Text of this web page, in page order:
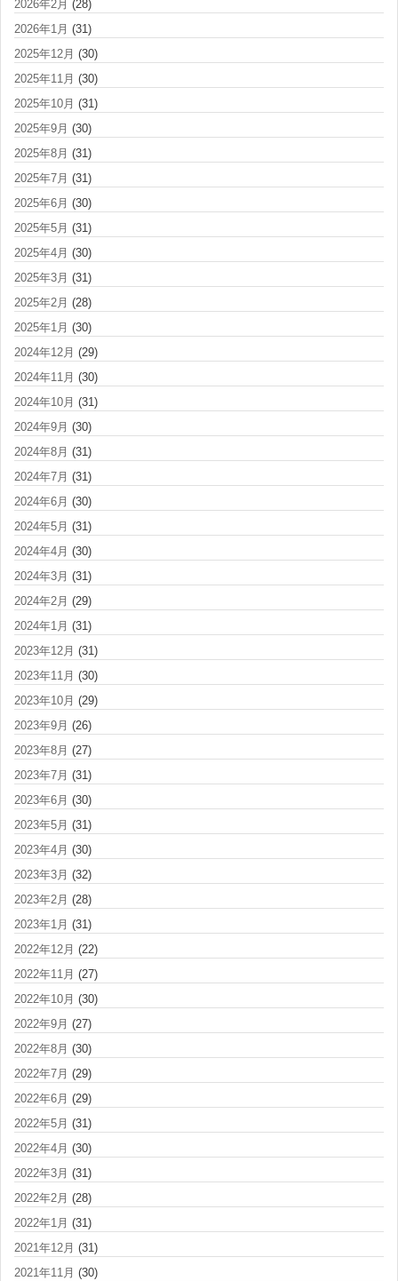
2026年2月 (28)
2026年1月 (31)
2025年12月 (30)
2025年11月 (30)
2025年10月 (31)
2025年9月 (30)
2025年8月 (31)
2025年7月 (31)
2025年6月 (30)
2025年5月 (31)
2025年4月 (30)
2025年3月 (31)
2025年2月 (28)
2025年1月 (30)
2024年12月 (29)
2024年11月 (30)
2024年10月 (31)
2024年9月 (30)
2024年8月 (31)
2024年7月 (31)
2024年6月 (30)
2024年5月 (31)
2024年4月 (30)
2024年3月 (31)
2024年2月 (29)
2024年1月 (31)
2023年12月 (31)
2023年11月 (30)
2023年10月 (29)
2023年9月 (26)
2023年8月 (27)
2023年7月 (31)
2023年6月 (30)
2023年5月 (31)
2023年4月 (30)
2023年3月 (32)
2023年2月 (28)
2023年1月 (31)
2022年12月 (22)
2022年11月 (27)
2022年10月 (30)
2022年9月 (27)
2022年8月 (30)
2022年7月 (29)
2022年6月 (29)
2022年5月 (31)
2022年4月 (30)
2022年3月 (31)
2022年2月 (28)
2022年1月 (31)
2021年12月 (31)
2021年11月 (30)